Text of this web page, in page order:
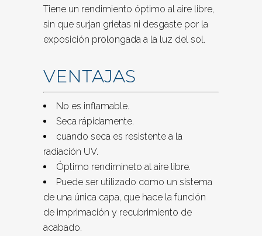
Tiene un rendimiento óptimo al aire libre,
sin que surjan grietas ni desgaste por la
exposición prolongada a la luz del sol.
VENTAJAS
No es inflamable.
Seca rápidamente.
cuando seca es resistente a la
radiación UV.
Óptimo rendimineto al aire libre.
Puede ser utilizado como un sistema
de una única capa, que hace la función
de imprimación y recubrimiento de
acabado.